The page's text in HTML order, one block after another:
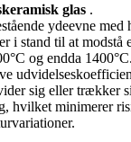
glas .
ydeevne med
i stand til at modstå
og endda
sig eller trækker
hvilket minimerer